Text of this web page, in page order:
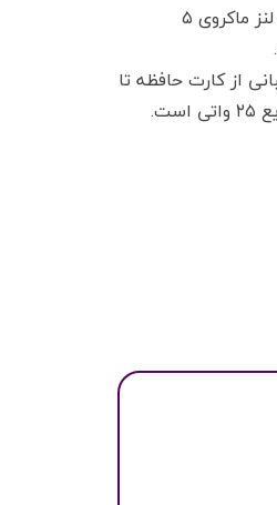
لنز ۴۸ مگاپیکسلی با قابلیت لرزشگیر Super Steady OIS، یک لنز فوق عریض ۱۲ مگاپیکسلی و یک لنز ماکروی ۵
۶ یا ۸ گیگابایت رم، پشتیبانی از کارت حافظه تا
۱ ترابایت، نمایشگر ۶.۷ اینچی آمولد با طراحی Infinity-O، باتری ۴۵۰۰ میلی آمپر ساعتی و شارژ سریع ۲۵ واتی است.